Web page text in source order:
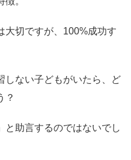
大切ですが、100%成功す
しない子どもがいたら、ど
？
と助言するのではないでし